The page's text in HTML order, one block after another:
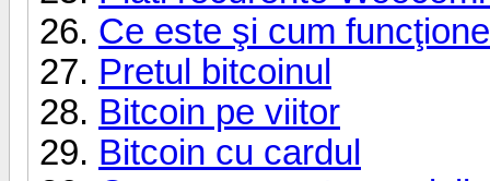
Ce este şi cum
Pretul bitcoinul
Bitcoin pe viitor
Bitcoin cu cardul